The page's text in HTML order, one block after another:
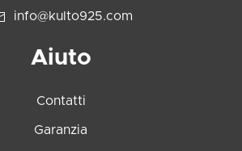
info@kulto925.com
Aiuto
Contatti
Garanzia